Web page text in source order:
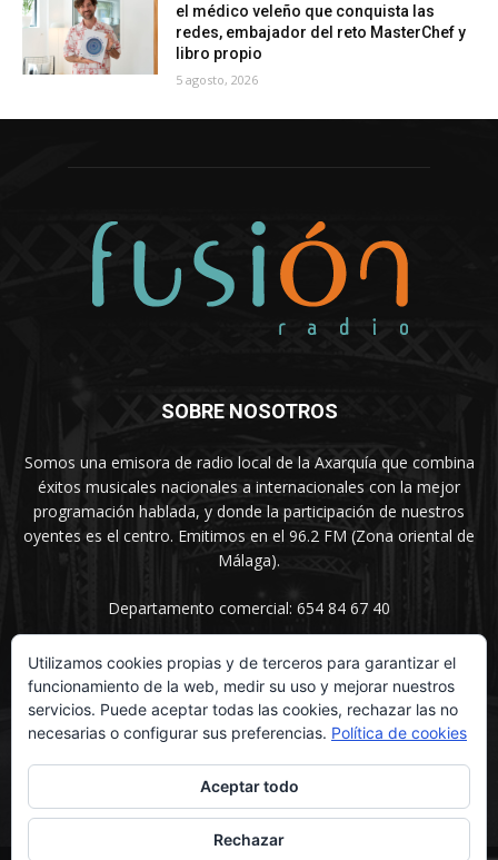
el médico veleño que conquista las
redes, embajador del reto MasterChef y
libro propio
5 agosto, 2026
SOBRE NOSOTROS
Somos una emisora de radio local de la Axarquía que combina
éxitos musicales nacionales a internacionales con la mejor
programación hablada, y donde la participación de nuestros
oyentes es el centro. Emitimos en el 96.2 FM (Zona oriental de
Málaga).
Departamento comercial: 654 84 67 40
SÍGUENOS
Utilizamos cookies propias y de terceros para garantizar el
funcionamiento de la web, medir su uso y mejorar nuestros
servicios. Puede aceptar todas las cookies, rechazar las no
necesarias o configurar sus preferencias. Política de cookies
Aceptar todo
Rechazar